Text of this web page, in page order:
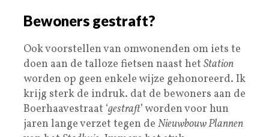
Bewoners gestraft?
Ook voorstellen van omwonenden om iets te
doen aan de talloze fietsen naast het Station
worden op geen enkele wijze gehonoreerd. Ik
krijg sterk de indruk. dat de bewoners aan de
Boerhaavestraat ‘gestraft’ worden voor hun
jaren lange verzet tegen de Nieuwbouw Plannen